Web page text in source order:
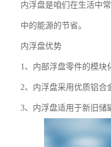
内浮盘是咱们在生活中
中的能源的节省。
内浮盘优势
1、内部浮盘零件的模块
2、内浮盘采用优质铝合
3、内浮盘适用于新旧储